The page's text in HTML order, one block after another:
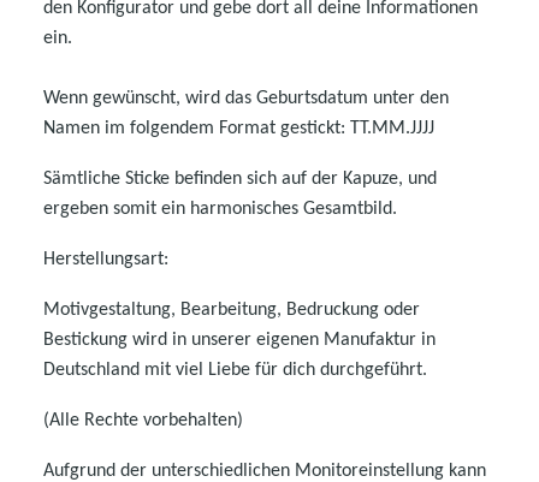
den Konfigurator und gebe dort all deine Informationen
ein.
Wenn gewünscht, wird das Geburtsdatum unter den
Namen im folgendem Format gestickt: TT.MM.JJJJ
Sämtliche Sticke befinden sich auf der Kapuze, und
ergeben somit ein harmonisches Gesamtbild.
Herstellungsart:
Motivgestaltung, Bearbeitung, Bedruckung oder
Bestickung wird in unserer eigenen Manufaktur in
Deutschland mit viel Liebe für dich durchgeführt.
(Alle Rechte vorbehalten)
Aufgrund der unterschiedlichen Monitoreinstellung kann